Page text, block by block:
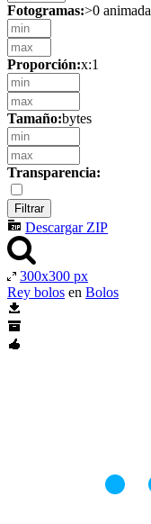
Fotogramas:>0 animada
Proporción:x:1
Tamaño:bytes
Transparencia:
Descargar ZIP
300x300 px
Rey bolos en Bolos